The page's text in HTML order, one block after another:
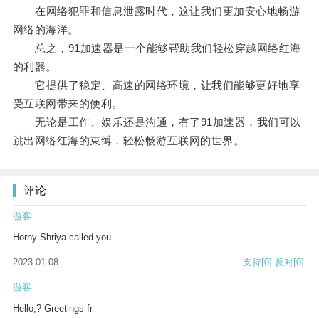
在网络犯罪和信息泄露时代，这让我们更加安心地畅游
网络的海洋。
总之，91加速器是一个能够帮助我们轻松穿越网络红海
的利器。
它提供了稳定、高速的网络环境，让我们能够更好地享
受互联网带来的便利。
无论是工作、娱乐还是沟通，有了91加速器，我们可以
跳出网络红海的束缚，轻松畅游互联网的世界。
评论
游客
Horny Shriya called you
2023-01-08 支持[0] 反对[0]
游客
Hello,? Greetings fr